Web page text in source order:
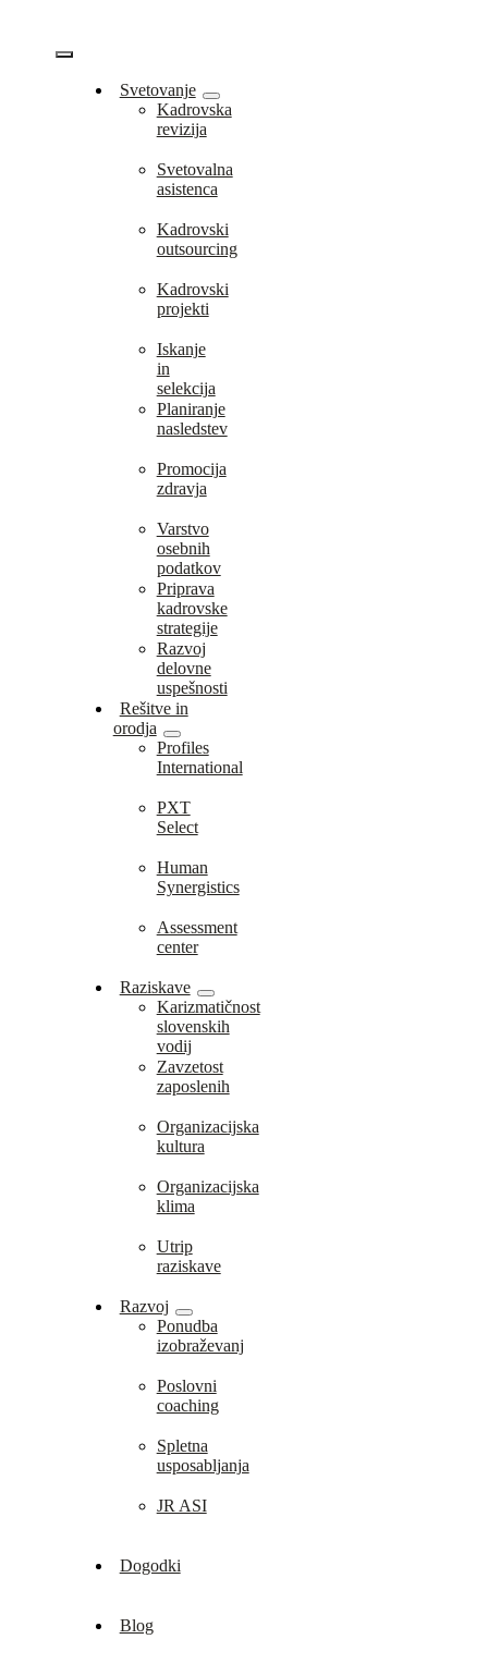
content
Vklopi/Izklopi
navigacijo
Svetovanje
Kadrovska
revizija
Svetovalna
asistenca
Kadrovski
outsourcing
Kadrovski
projekti
Iskanje
in
selekcija
Planiranje
nasledstev
Promocija
zdravja
Varstvo
osebnih
podatkov
Priprava
kadrovske
strategije
Razvoj
delovne
uspešnosti
Rešitve in
orodja
Profiles
International
PXT
Select
Human
Synergistics
Assessment
center
Raziskave
Karizmatičnost
slovenskih
vodij
Zavzetost
zaposlenih
Organizacijska
kultura
Organizacijska
klima
Utrip
raziskave
Razvoj
Ponudba
izobraževanj
Poslovni
coaching
Spletna
usposabljanja
JR ASI
Dogodki
Blog